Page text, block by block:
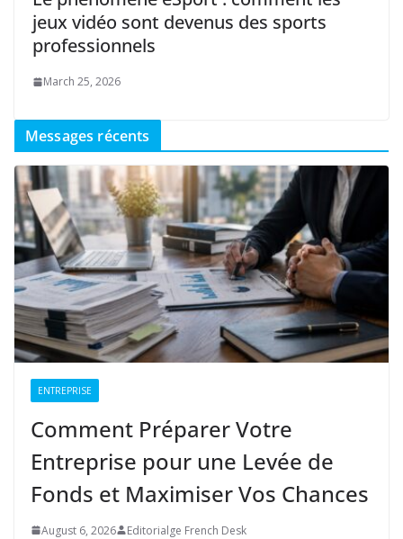
jeux vidéo sont devenus des sports
professionnels
March 25, 2026
Messages récents
ENTREPRISE
Comment Préparer Votre
Entreprise pour une Levée de
Fonds et Maximiser Vos Chances
August 6, 2026 Editorialge French Desk